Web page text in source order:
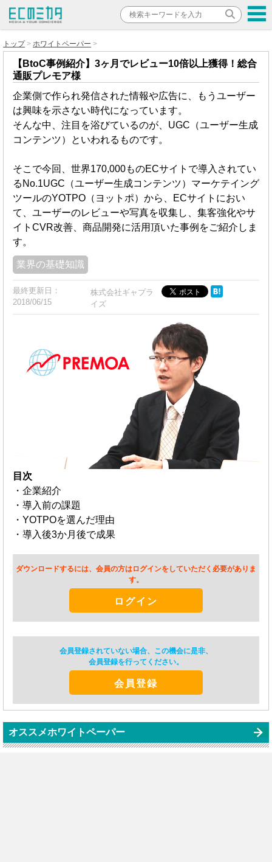
トップ ホワイトペーパー
【BtoC事例紹介】3ヶ月でレビュー10倍以上獲得！総合
通販プレモア様
企業側で作られ発信された情報や広告に、もうユーザー
は興味を示さない時代になっています。
そんな中、注目を浴びているのが、UGC（ユーザー生成
コンテンツ）といわれるものです。
そこで今回、世界170,000ものECサイトで導入されてい
るNo.1UGC（ユーザー生成コンテンツ）マーケテイング
ツールのYOTPO（ヨットポ）から、ECサイトにおい
て、ユーザーのレビューや写真を収集し、集客強化やサ
イトCVR改善、商品開発に活用頂いた事例をご紹介しま
す。
業界の基礎知識
最終更新日：
2018/06/15
株式会社ギャプラ
イズ
目次
・企業紹介
・導入前の課題
・YOTPOを選んだ理由
・導入後3か月後で成果
ダウンロードするには、会員の方はログインをしていただく必要がありま
す。
ログイン
会員登録されていない場合、この機会に是非、
会員登録を行ってください。
会員登録
オススメホワイトペーパー